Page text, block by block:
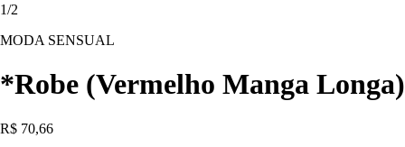
1/2
MODA SENSUAL
*Robe (Vermelho Manga Longa)
R$ 70,66